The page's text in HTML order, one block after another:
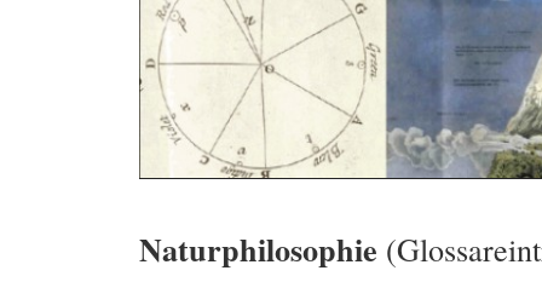
CONTENT
Naturphilosophie